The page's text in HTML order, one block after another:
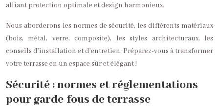
alliant protection optimale et design harmonieux.
Nous aborderons les normes de sécurité, les différents matériaux
(bois, métal, verre, composite), les styles architecturaux, les
conseils d’installation et d’entretien. Préparez-vous à transformer
votre terrasse en un espace sûr et élégant !
Sécurité : normes et réglementations
pour garde-fous de terrasse